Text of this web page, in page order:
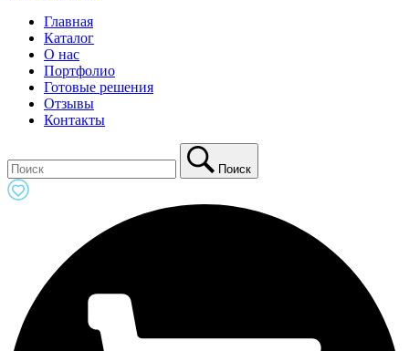
Главная
Каталог
О нас
Портфолио
Готовые решения
Отзывы
Контакты
Поиск